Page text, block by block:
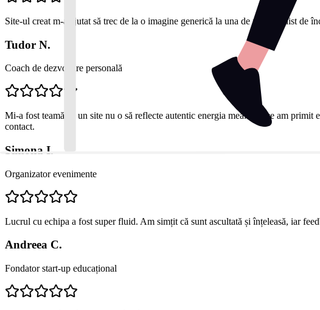
Site-ul creat m-a ajutat să trec de la o imagine generică la una de profesionist de
Tudor N.
Coach de dezvoltare personală
Mi-a fost teamă că un site nu o să reflecte autentic energia mea. Dar ce am
contact.
Simona I.
Organizator evenimente
Lucrul cu echipa a fost super fluid. Am simțit că sunt ascultată și înțeleasă, iar
Andreea C.
Fondator start-up educațional